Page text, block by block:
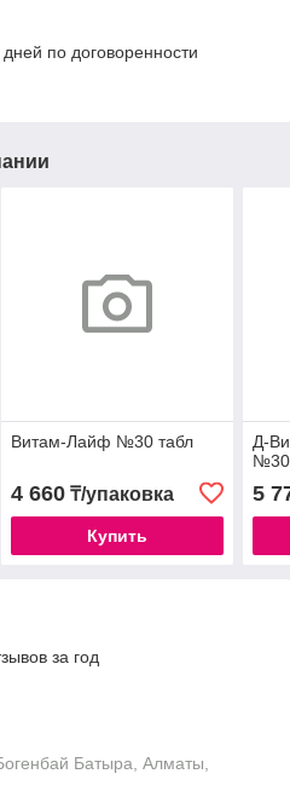
по договоренности
Витам-Лайф №30 табл
4 660₸/упаковка
Купить
Д-
5
за год
Батыра, Алматы,